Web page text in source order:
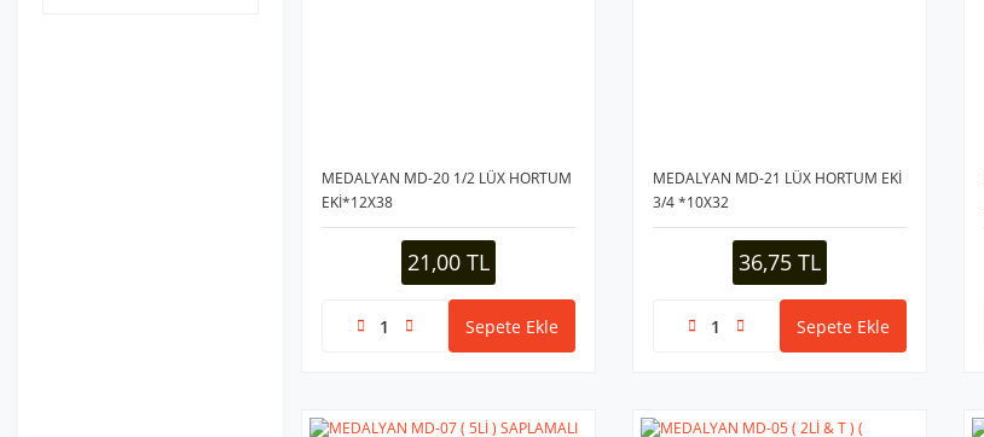
MEDALYAN MD-20 1/2 LÜX HORTUM
EKİ*12X38
21,00 TL
Sepete Ekle
MEDALYAN MD-21 LÜX HORTUM EKİ
3/4 *10X32
36,75 TL
Sepete Ekle